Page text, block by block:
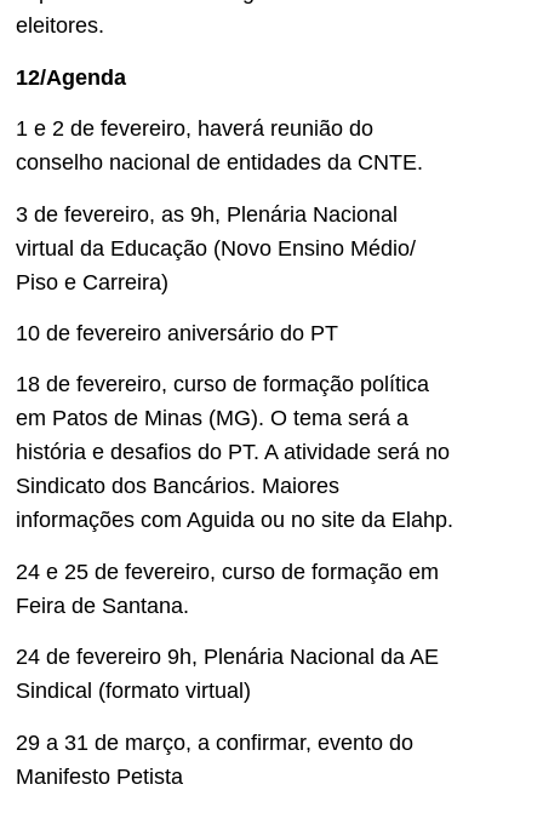
eleitores.
12/Agenda
1 e 2 de fevereiro, haverá reunião do
conselho nacional de entidades da CNTE.
3 de fevereiro, as 9h, Plenária Nacional
virtual da Educação (Novo Ensino Médio/
Piso e Carreira)
10 de fevereiro aniversário do PT
18 de fevereiro, curso de formação política
em Patos de Minas (MG). O tema será a
história e desafios do PT. A atividade será no
Sindicato dos Bancários. Maiores
informações com Aguida ou no site da Elahp.
24 e 25 de fevereiro, curso de formação em
Feira de Santana.
24 de fevereiro 9h, Plenária Nacional da AE
Sindical (formato virtual)
29 a 31 de março, a confirmar, evento do
Manifesto Petista